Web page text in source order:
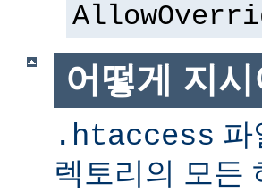
어떻게 지
.htaccess 파
렉토리의 모든